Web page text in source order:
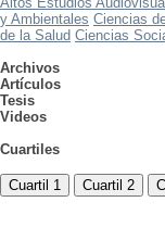
y Ambientales Ciencias
de la Salud Ciencias
Archivos
Artículos
Tesis
Videos
Cuartiles
Cuartil 1 Cuartil 2